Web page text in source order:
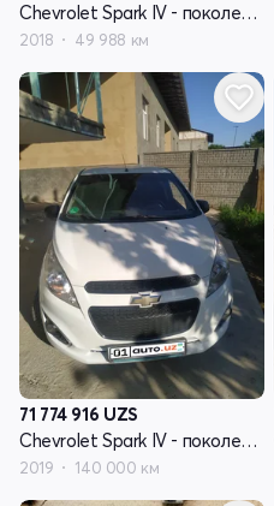
Chevrolet Spark IV - поколение
2018 49 988 км
71 774 916 UZS
Chevrolet Spark IV - поколение
2019 140 000 км